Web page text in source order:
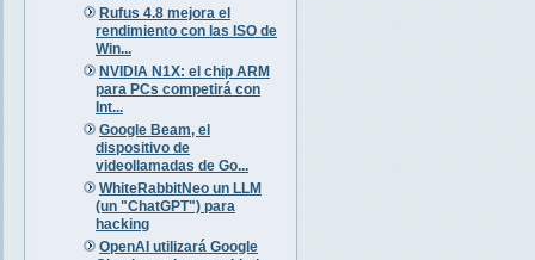
Rufus 4.8 mejora el
rendimiento con las ISO de
Win...
NVIDIA N1X: el chip ARM
para PCs competirá con
Int...
Google Beam, el
dispositivo de
videollamadas de Go...
WhiteRabbitNeo un LLM
(un "ChatGPT") para
hacking
OpenAI utilizará Google